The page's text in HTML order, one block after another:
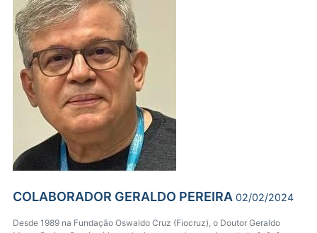
COLABORADOR GERALDO PEREIRA 02/02/2024
Desde 1989 na Fundação Oswaldo Cruz (Fiocruz), o Doutor Geraldo